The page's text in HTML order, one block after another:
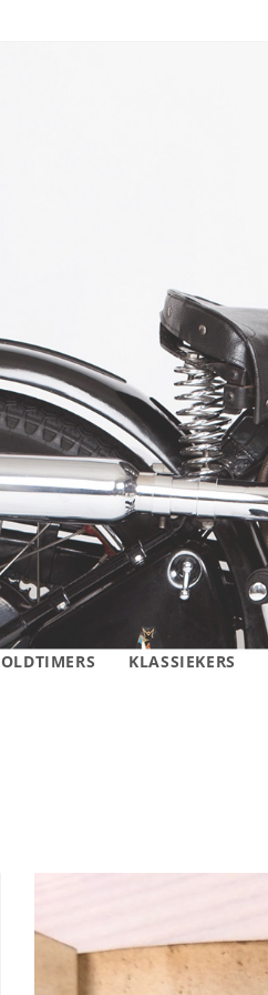
OLDTIMERS KLASSIEKERS